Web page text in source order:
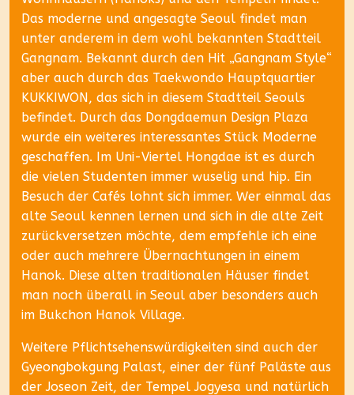
Das moderne und angesagte Seoul findet man
unter anderem in dem wohl bekannten Stadtteil
Gangnam. Bekannt durch den Hit „Gangnam Style“
aber auch durch das Taekwondo Hauptquartier
KUKKIWON, das sich in diesem Stadtteil Seouls
befindet. Durch das Dongdaemun Design Plaza
wurde ein weiteres interessantes Stück Moderne
geschaffen. Im Uni-Viertel Hongdae ist es durch
die vielen Studenten immer wuselig und hip. Ein
Besuch der Cafés lohnt sich immer. Wer einmal das
alte Seoul kennen lernen und sich in die alte Zeit
zurückversetzen möchte, dem empfehle ich eine
oder auch mehrere Übernachtungen in einem
Hanok. Diese alten traditionalen Häuser findet
man noch überall in Seoul aber besonders auch
im Bukchon Hanok Village.
Weitere Pflichtsehenswürdigkeiten sind auch der
Gyeongbokgung Palast, einer der fünf Paläste aus
der Joseon Zeit, der Tempel Jogyesa und natürlich